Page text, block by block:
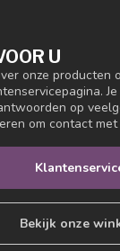
U
onze producten
op
om contact
Bekijk onze